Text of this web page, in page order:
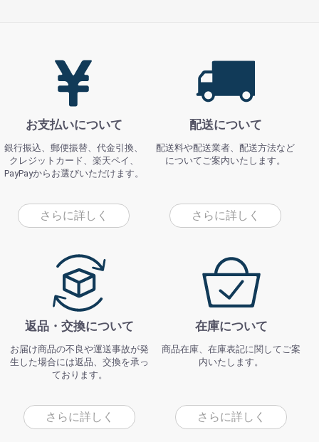
お支払いについて
銀行振込、郵便振替、代金引換、
クレジットカード、楽天ペイ、
PayPayからお選びいただけます。
さらに詳しく
配送について
配送料や配送業者、配送方法など
についてご案内いたします。
さらに詳しく
返品・交換について
お届け商品の不良や運送事故が発
生した場合には返品、交換を承っ
ております。
さらに詳しく
在庫について
商品在庫、在庫表記に関してご案
内いたします。
さらに詳しく